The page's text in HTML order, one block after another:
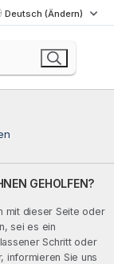
Deutsch (Ändern)
GEHOLFEN?
mit dieser Seite oder
sei es ein
Schritt oder
informieren Sie uns